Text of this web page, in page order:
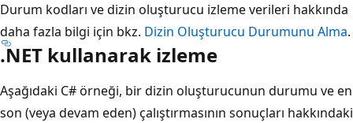
Durum kodları ve dizin oluşturucu izleme verileri hakkında
daha fazla bilgi için bkz. Dizin Oluşturucu Durumunu Alma.
.NET kullanarak izleme
Aşağıdaki C# örneği, bir dizin oluşturucunun durumu ve en
son (veya devam eden) çalıştırmasının sonuçları hakkındaki